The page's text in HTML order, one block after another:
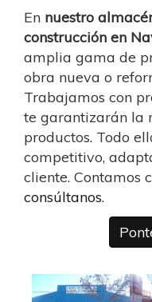
En nuestro
construcción en
amplia gama de
obra nueva o
Trabajamos con
te garantizarán la
productos. Todo
competitivo,
cliente. Contamos
consúltanos.